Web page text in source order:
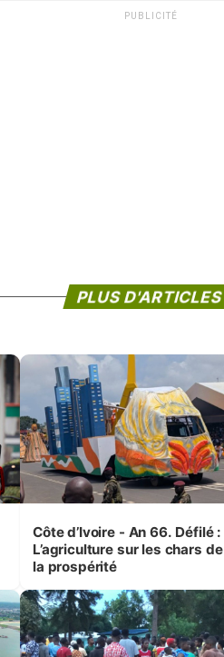
PUBLICITÉ
PLUS D'ARTICLES
Côte d’Ivoire - An 66. Défilé :
L’agriculture sur les chars de
la prospérité